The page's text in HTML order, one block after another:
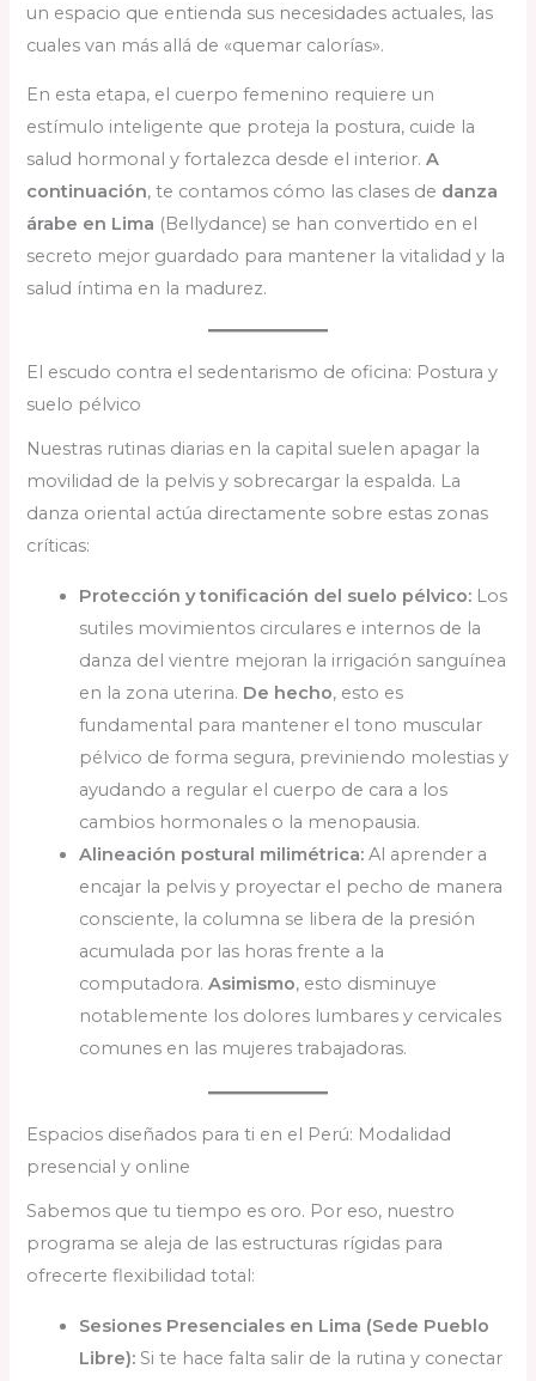
un espacio que entienda sus necesidades actuales, las
cuales van más allá de «quemar calorías».
En esta etapa, el cuerpo femenino requiere un
estímulo inteligente que proteja la postura, cuide la
salud hormonal y fortalezca desde el interior.A
continuación, te contamos cómo las clases de danza
árabe en Lima (Bellydance) se han convertido en el
secreto mejor guardado para mantener la vitalidad y la
salud íntima en la madurez.
El escudo contra el sedentarismo de oficina: Postura y
suelo pélvico
Nuestras rutinas diarias en la capital suelen apagar la
movilidad de la pelvis y sobrecargar la espalda. La
danza oriental actúa directamente sobre estas zonas
críticas:
Protección y tonificación del suelo pélvico: Los
sutiles movimientos circulares e internos de la
danza del vientre mejoran la irrigación sanguínea
en la zona uterina. De hecho, esto es
fundamental para mantener el tono muscular
pélvico de forma segura, previniendo molestias y
ayudando a regular el cuerpo de cara a los
cambios hormonales o la menopausia.
Alineación postural milimétrica: Al aprender a
encajar la pelvis y proyectar el pecho de manera
consciente, la columna se libera de la presión
acumulada por las horas frente a la
computadora.Asimismo, esto disminuye
notablemente los dolores lumbares y cervicales
comunes en las mujeres trabajadoras.
Espacios diseñados para ti en el Perú: Modalidad
presencial y online
Sabemos que tu tiempo es oro. Por eso, nuestro
programa se aleja de las estructuras rígidas para
ofrecerte flexibilidad total:
Sesiones Presenciales en Lima (Sede Pueblo
Libre): Si te hace falta salir de la rutina y conectar